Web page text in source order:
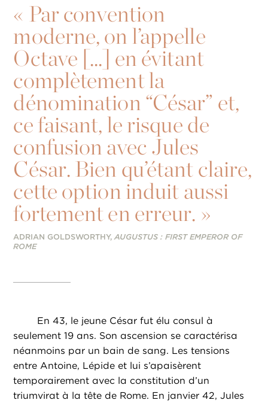
« Par convention
moderne, on l’appelle
Octave [...] en évitant
complètement la
dénomination “César” et,
ce faisant, le risque de
confusion avec Jules
César. Bien qu’étant claire,
cette option induit aussi
fortement en erreur. »
ADRIAN GOLDSWORTHY,AUGUSTUS : FIRST EMPEROR OF
ROME
En 43, le jeune César fut élu consul à
seulement 19 ans. Son ascension se caractérisa
néanmoins par un bain de sang. Les tensions
entre Antoine, Lépide et lui s’apaisèrent
temporairement avec la constitution d’un
triumvirat à la tête de Rome. En janvier 42, Jules